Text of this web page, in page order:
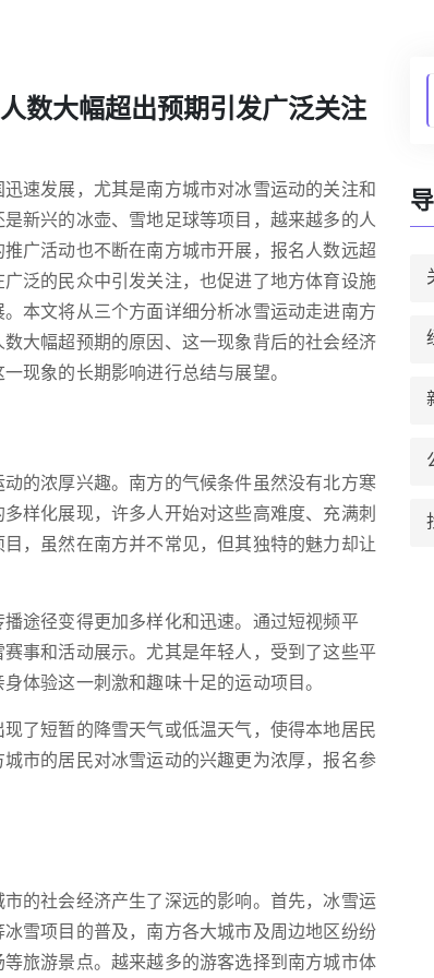
数大幅超出预期引发广泛关注
速发展，尤其是南方城市对冰雪运动的关注和
新兴的冰壶、雪地足球等项目，越来越多的人
广活动也不断在南方城市开展，报名人数远超
泛的民众中引发关注，也促进了地方体育设施
本文将从三个方面详细分析冰雪运动走进南方
大幅超预期的原因、这一现象背后的社会经济
现象的长期影响进行总结与展望。
的浓厚兴趣。南方的气候条件虽然没有北方寒
样化展现，许多人开始对这些高难度、充满刺
，虽然在南方并不常见，但其独特的魅力却让
途径变得更加多样化和迅速。通过短视频平
事和活动展示。尤其是年轻人，受到了这些平
体验这一刺激和趣味十足的运动项目。
了短暂的降雪天气或低温天气，使得本地居民
市的居民对冰雪运动的兴趣更为浓厚，报名参
的社会经济产生了深远的影响。首先，冰雪运
雪项目的普及，南方各大城市及周边地区纷纷
旅游景点。越来越多的游客选择到南方城市体